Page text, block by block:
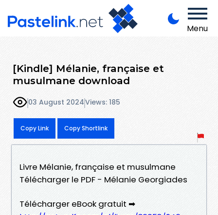
Menu
[Kindle] Mélanie, française et
musulmane download
03 August 2024Views: 185
Copy Link Copy Shortlink
Livre Mélanie, française et musulmane
Télécharger le PDF - Mélanie Georgiades
Télécharger eBook gratuit ➡